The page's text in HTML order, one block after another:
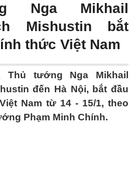
Nga Mikhail
Mishustin bắt
thức Việt Nam
Thủ tướng Nga Mikhail
đến Hà Nội, bắt đầu
Nam từ 14 - 15/1, theo
Phạm Minh Chính.